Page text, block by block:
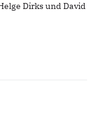
Dirks und David